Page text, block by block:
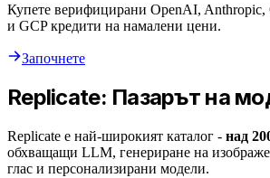
Купете верифицирани OpenAI, Anthropic,
и GCP кредити на намалени цени.
Започнете
Replicate: Пазарът на
Replicate е най-широкият каталог - над
обхващащи LLM, генериране на
глас и персонализирани модели.